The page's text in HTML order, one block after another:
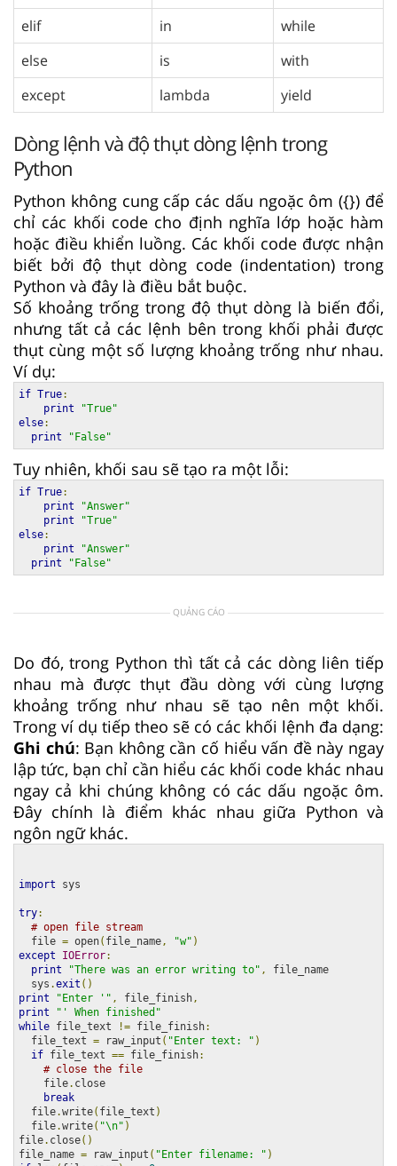
elif
in
while
else
is
with
except
lambda yield
Dòng lệnh và độ thụt dòng lệnh trong
Python
Python không cung cấp các dấu ngoặc ôm ({}) để
chỉ các khối code cho định nghĩa lớp hoặc hàm
hoặc điều khiển luồng. Các khối code được nhận
biết bởi độ thụt dòng code (indentation) trong
Python và đây là điều bắt buộc.
Số khoảng trống trong độ thụt dòng là biến đổi,
nhưng tất cả các lệnh bên trong khối phải được
thụt cùng một số lượng khoảng trống như nhau.
Ví dụ:
if True:
print
"True"
else:
print
"False"
Tuy nhiên, khối sau sẽ tạo ra một lỗi:
if True:
print
"Answer"
print
"True"
else:
print
"Answer"
print
"False"
QUẢNG CÁO
Do đó, trong Python thì tất cả các dòng liên tiếp
nhau mà được thụt đầu dòng với cùng lượng
khoảng trống như nhau sẽ tạo nên một khối.
Trong ví dụ tiếp theo sẽ có các khối lệnh đa dạng:
Ghi chú: Bạn không cần cố hiểu vấn đề này ngay
lập tức, bạn chỉ cần hiểu các khối code khác nhau
ngay cả khi chúng không có các dấu ngoặc ôm.
Đây chính là điểm khác nhau giữa Python và
ngôn ngữ khác.
import sys
try:
# open file stream
  file
= open( file_name , "w" )
except
IOError:
print
"There was an error writing to" ,
file_name
  sys
.exit ()
print
"Enter '" , file_finish ,
print
"' When finished"
while file_text != file_finish:
  file_text
= raw_input ( "Enter text: " )
if file_text == file_finish:
# close the file
    file
. close
break
  file
.write( file_text )
  file
.write( "\n" )
file. close()
file_name = raw_input ( "Enter filename: " )